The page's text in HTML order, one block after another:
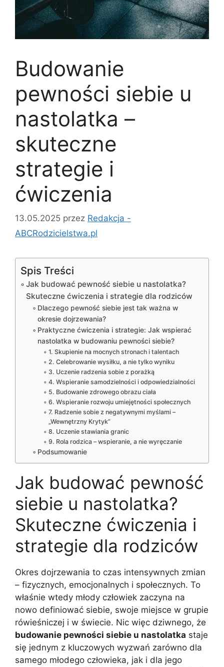
Budowanie
pewności siebie u
nastolatka –
skuteczne
strategie i
ćwiczenia
13.05.2025 przez Redakcja -
ABCRodzicielstwa.pl
Spis Treści
Jak budować pewność siebie u nastolatka?
Skuteczne ćwiczenia i strategie dla rodziców
Dlaczego pewność siebie jest tak ważna w
okresie dojrzewania?
Praktyczne ćwiczenia i strategie: Jak wspierać
nastolatka w budowaniu pewności siebie?
1. Skupienie na mocnych stronach i talentach
2. Celebrowanie wysiłku, a nie tylko wyniku
3. Uczenie radzenia sobie z porażką
4. Wspieranie samodzielności i odpowiedzialności
5. Budowanie zdrowego obrazu ciała
6. Wspieranie rozwoju umiejętności społecznych
7. Radzenie sobie z negatywnymi myślami –
„Wewnętrzny Krytyk”
8. Uczenie stawiania granic
9. Rola rodzica – wspieranie, a nie wyręczanie
Podsumowanie
Jak budować pewność
siebie u nastolatka?
Skuteczne ćwiczenia i
strategie dla rodziców
Okres dojrzewania to czas intensywnych zmian
– fizycznych, emocjonalnych i społecznych. To
właśnie wtedy młody człowiek zaczyna na
nowo definiować siebie, swoje miejsce w grupie
rówieśniczej i w świecie. Nic więc dziwnego, że
budowanie pewności siebie u nastolatka staje
się jednym z kluczowych wyzwań zarówno dla
samego młodego człowieka, jak i dla jego